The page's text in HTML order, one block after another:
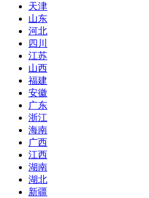
天津
山东
河北
四川
江苏
山西
福建
安徽
广东
浙江
海南
广西
江西
湖南
湖北
新疆